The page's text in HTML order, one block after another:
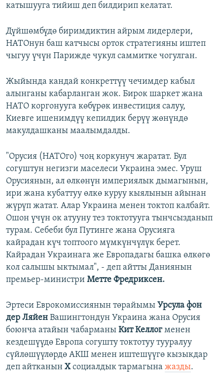
катышууга тийиш деп билдирип келатат.
Дүйшөмбүдө биримдиктин айрым лидерлери,
НАТОнун баш катчысы орток стратегияны иштеп
чыгуу үчүн Парижде чукул саммитке чогулган.
Жыйында кандай конкреттүү чечимдер кабыл
алынганы кабарланган жок. Бирок шаркет жана
НАТО коргонууга көбүрөк инвестиция салуу,
Киевге ишенимдүү кепилдик берүү жөнүндө
макулдашканы маалымдалды.
"Орусия (НАТОго) чоң коркунуч жаратат. Бул
согуштун негизги маселеси Украина эмес. Уруш
Орусиянын, ал өлкөнүн империялык дымагынын,
ири жана кубаттуу өлкө куруу кыялынын айынан
жүрүп жатат. Алар Украина менен токтоп калбайт.
Ошон үчүн ок атууну тез токтотууга тынчсызданып
турам. Себеби бул Путинге жана Орусияга
кайрадан күч топтоого мүмкүнчүлүк берет.
Кайрадан Украинага же Европадагы башка өлкөгө
кол салышы ыктымал", - деп айтты Даниянын
премьер-министри Метте Фредриксен.
Эртеси Еврокомиссиянын төрайымы Урсула фон
дер Ляйен Вашингтондун Украина жана Орусия
боюнча атайын чабарманы Кит Келлог менен
кездешүүдө Европа согушту токтотуу тууралуу
сүйлөшүүлөрдө АКШ менен иштешүүгө кызыкдар
деп айтканын Хсоциалдык тармагына жазды.